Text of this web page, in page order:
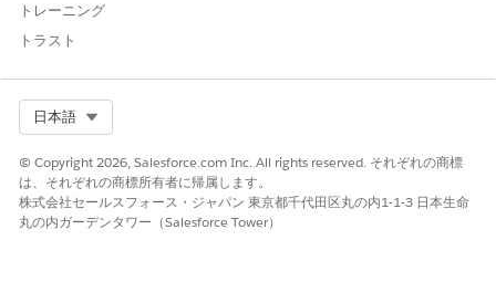
トレーニング
トラスト
日本語
© Copyright 2026, Salesforce.com Inc. All rights reserved. それぞれの商標
は、それぞれの商標所有者に帰属します。
株式会社セールスフォース・ジャパン 東京都千代田区丸の内1-1-3 日本生命
丸の内ガーデンタワー（Salesforce Tower）